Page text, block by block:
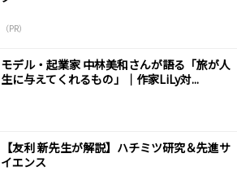
（PR）
モデル・起業家 中林美和さんが語る「旅が人
生に与えてくれるもの」｜作家LiLy対...
【友利 新先生が解説】ハチミツ研究＆先進サ
イエンス